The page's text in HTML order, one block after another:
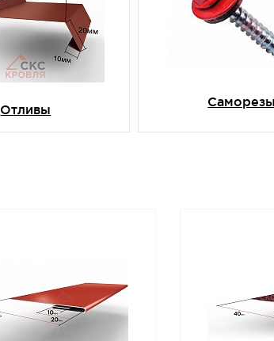
Отливы
Саморезы